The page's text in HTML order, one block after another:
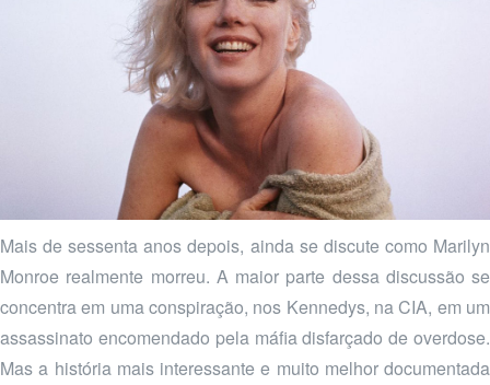
Mais de sessenta anos depois, ainda se discute como Marilyn
Monroe realmente morreu. A maior parte dessa discussão se
concentra em uma conspiração, nos Kennedys, na CIA, em um
assassinato encomendado pela máfia disfarçado de overdose.
Mas a história mais interessante e muito melhor documentada